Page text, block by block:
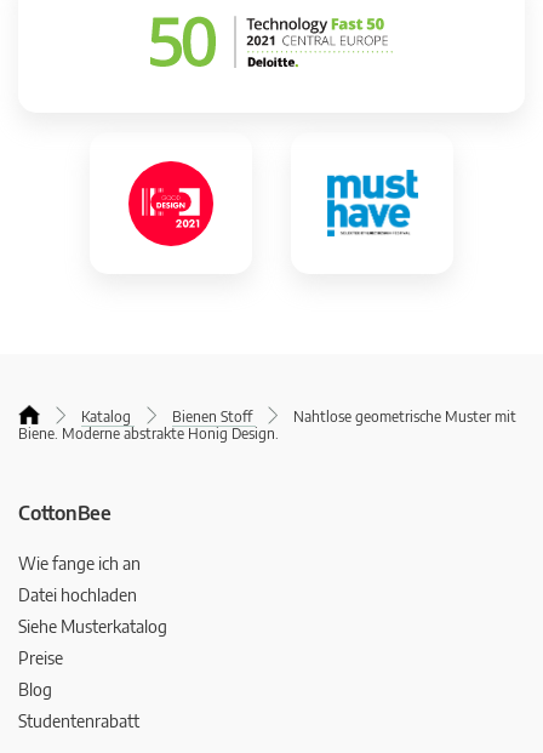
Katalog Bienen Stoff
Nahtlose geometrische Muster mit
Biene. Moderne abstrakte Honig Design.
CottonBee
Wie fange ich an
Datei hochladen
Siehe Musterkatalog
Preise
Blog
Studentenrabatt